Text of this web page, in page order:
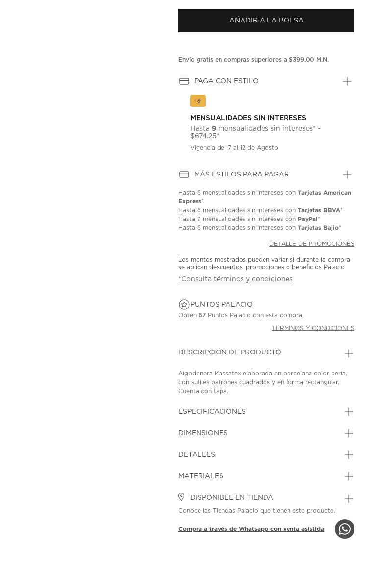
puntuación.
en
la
AÑADIR A LA BOLSA
Envío gratis en compras superiores a $399.00 M.N.
PAGA CON ESTILO
MENSUALIDADES SIN INTERESES
Hasta9 mensualidades sin intereses* -
$674.25*
Vigencia del 7 al 12 de Agosto
MÁS ESTILOS PARA PAGAR
Hasta6 mensualidades sin intereses conTarjetas American
Express*
Hasta6 mensualidades sin intereses conTarjetas BBVA*
Hasta9 mensualidades sin intereses con PayPal*
Hasta6 mensualidades sin intereses conTarjetas Bajio*
DETALLE DE PROMOCIONES
Los montos mostrados pueden variar si durante la compra
se aplican descuentos, promociones o beneficios Palacio
*Consulta términos y condiciones
PUNTOS PALACIO
Obtén67 Puntos Palacio con esta compra.
TÉRMINOS Y CONDICIONES
DESCRIPCIÓN DE PRODUCTO
Algodonera Kassatex elaborada en porcelana color perla,
con sutiles patrones cuadrados y en forma rectangular.
Cuenta con tapa.
ESPECIFICACIONES
DIMENSIONES
DETALLES
MATERIALES
DISPONIBLE EN TIENDA
Conoce las Tiendas Palacio que tienen este producto.
Compra a través de Whatsapp con venta asistida